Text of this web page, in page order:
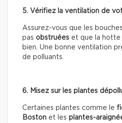
5. Vérifiez la ventilation de
Assurez-vous que les
pas obstruées et que la hotte
bien. Une bonne ventilation
de polluants.
6. Misez sur les plantes
Certaines plantes comme le
Boston et les plantes-